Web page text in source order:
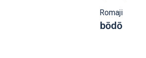
Romaji
bōdō